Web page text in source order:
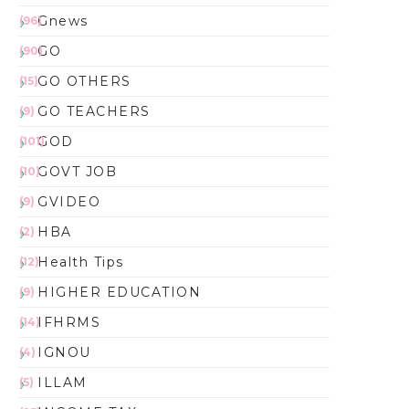
Gnews
(96)
GO
(90)
GO OTHERS
(15)
GO TEACHERS
(9)
GOD
(101)
GOVT JOB
(10)
GVIDEO
(9)
HBA
(2)
Health Tips
(12)
HIGHER EDUCATION
(9)
IFHRMS
(14)
IGNOU
(4)
ILLAM
(5)